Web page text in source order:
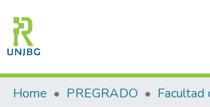
Communities & Collections
Home PREGRADO